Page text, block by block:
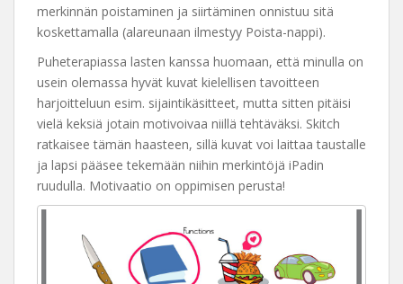
merkinnän poistaminen ja siirtäminen onnistuu sitä
koskettamalla (alareunaan ilmestyy Poista-nappi).
Puheterapiassa lasten kanssa huomaan, että minulla on
usein olemassa hyvät kuvat kielellisen tavoitteen
harjoitteluun esim. sijaintikäsitteet, mutta sitten pitäisi
vielä keksiä jotain motivoivaa niillä tehtäväksi. Skitch
ratkaisee tämän haasteen, sillä kuvat voi laittaa taustalle
ja lapsi pääsee tekemään niihin merkintöjä iPadin
ruudulla. Motivaatio on oppimisen perusta!